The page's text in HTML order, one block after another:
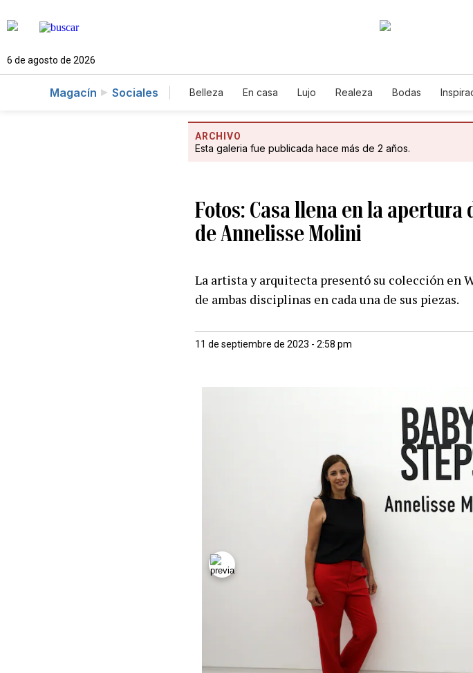
6 de agosto de 2026
Magacín Sociales Belleza En casa Lujo Realeza Bodas
ARCHIVO
Esta galeria fue publicada hace más de 2 años.
Fotos: Casa llena en la
de Annelisse Molini
La artista y arquitecta presentó su colección en
de ambas disciplinas en cada una de sus piezas.
11 de septiembre de 2023 - 2:58 pm